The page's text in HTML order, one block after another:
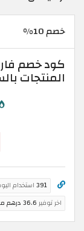
خصم 10%
المنتجات
391استخدام
اخر توفير 36.6 درهم مغربي